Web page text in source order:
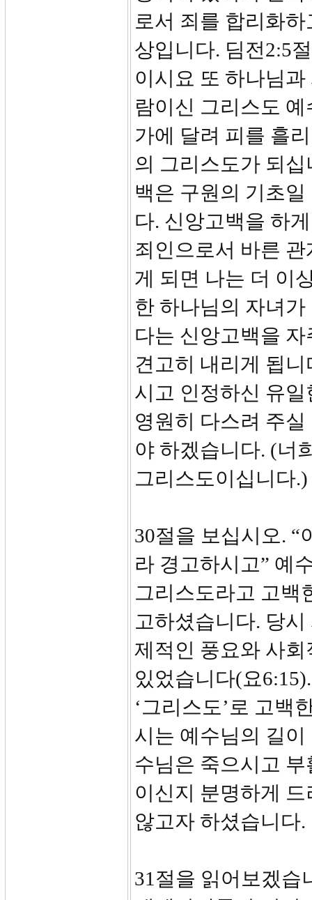
로서 죄를 합리화
상입니다. 딤전2:5
이시요 또 하나님
람이신 그리스도
가에 달려 피를 흘
의 그리스도가 되십
백은 구원의 기초
다. 신앙고백을 하
죄인으로서 바른
게 되면 나는 더 이
한 하나님의 자녀
다는 신앙고백을
견고히 내리게 됩
시고 인정하신 유
영원히 다스려 주
야 하겠습니다. (너
그리스도이십니다.)
30절을 보십시오. “
라 경고하시고” 예
그리스도라고 고백
고하셨습니다. 당
제적인 풍요와 사
있었습니다(요
‘그리스도’로 고백
시는 예수님의 길
수님은 죽으시고
이신지 분명하게
않고자 하셨습니다.
31절을 읽어보겠습